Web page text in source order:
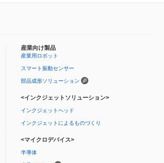
産業向け製品
産業用ロボット
スマート振動センサー
部品成形ソリューション
<インクジェットソリューション>
インクジェットヘッド
インクジェットによるものづくり
<マイクロデバイス>
半導体